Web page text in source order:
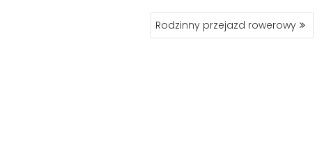
Rodzinny przejazd rowerowy